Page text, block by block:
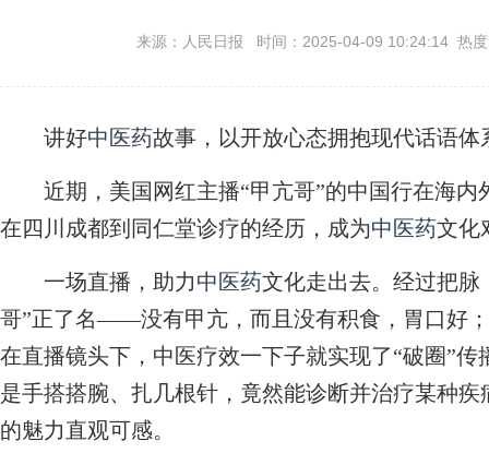
来源：人民日报 时间：2025-04-09 10:24:14 热
讲好中医药故事，以开放心态拥抱现代话语
近期，美国网红主播“甲亢哥”的中国行在海内
在四川成都到同仁堂诊疗的经历，成为中医药文化
一场直播，助力中医药文化走出去。经过把脉
哥”正了名——没有甲亢，而且没有积食，胃口好
在直播镜头下，中医疗效一下子就实现了“破圈”
是手搭搭腕、扎几根针，竟然能诊断并治疗某种
的魅力直观可感。